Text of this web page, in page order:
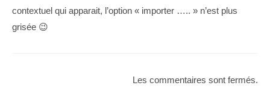
contextuel qui apparait, l’option « importer ….. » n’est plus
grisée 😉
Les commentaires sont fermés.